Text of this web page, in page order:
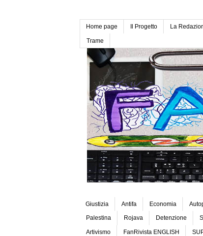
Home page Il Progetto La
Trame
Giustizia Antifa Economia
Palestina Rojava Detenzione
Artivismo FanRivista ENGLISH